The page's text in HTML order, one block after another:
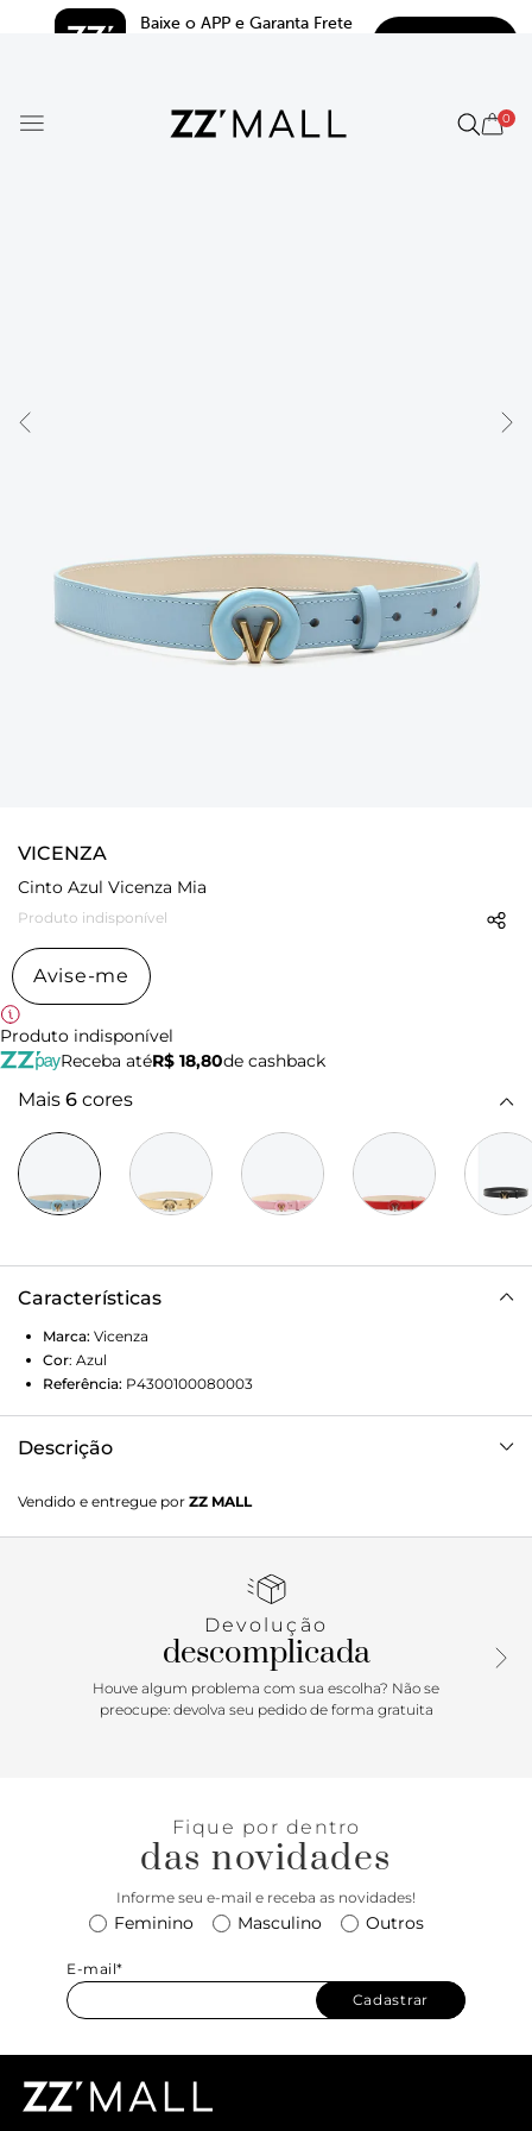
Baixe o APP e Garanta Frete
0
VICENZA
Cinto Azul Vicenza Mia
Produto indisponível
Avise-me
Produto indisponível
Receba atéR$ 18,80de cashback
Mais 6 cores
Características
Marca: Vicenza
Cor: Azul
Referência: P4300100080003
Descrição
Vendido e entregue por ZZ MALL
Devolução
descomplicada
Houve algum problema com sua escolha? Não se
preocupe: devolva seu pedido de forma gratuita
Fique por dentro
das novidades
Informe seu e-mail e receba as novidades!
Feminino Masculino Outros
E-mail*
Cadastrar